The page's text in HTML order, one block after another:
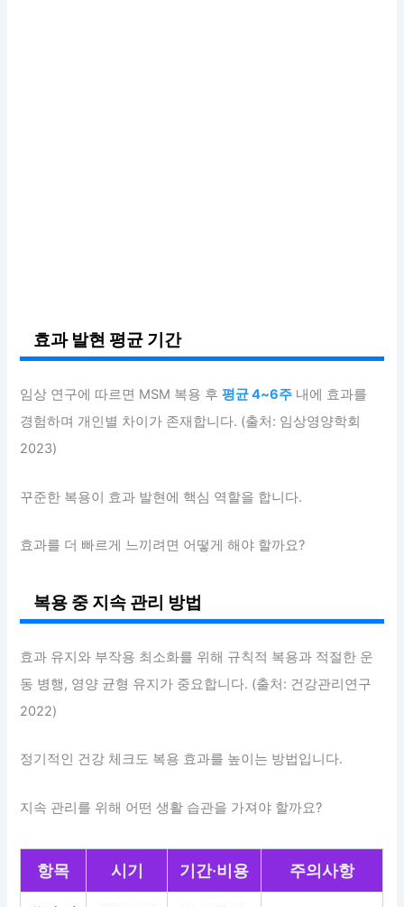
효과 발현 평균 기간
임상 연구에 따르면 MSM 복용 후평균 4~6주 내에 효과를
경험하며 개인별 차이가 존재합니다. (출처: 임상영양학회
2023)
꾸준한 복용이 효과 발현에 핵심 역할을 합니다.
효과를 더 빠르게 느끼려면 어떻게 해야 할까요?
복용 중 지속 관리 방법
효과 유지와 부작용 최소화를 위해 규칙적 복용과 적절한 운
동 병행, 영양 균형 유지가 중요합니다. (출처: 건강관리연구
2022)
정기적인 건강 체크도 복용 효과를 높이는 방법입니다.
지속 관리를 위해 어떤 생활 습관을 가져야 할까요?
항목 시기 기간·비용 주의사항